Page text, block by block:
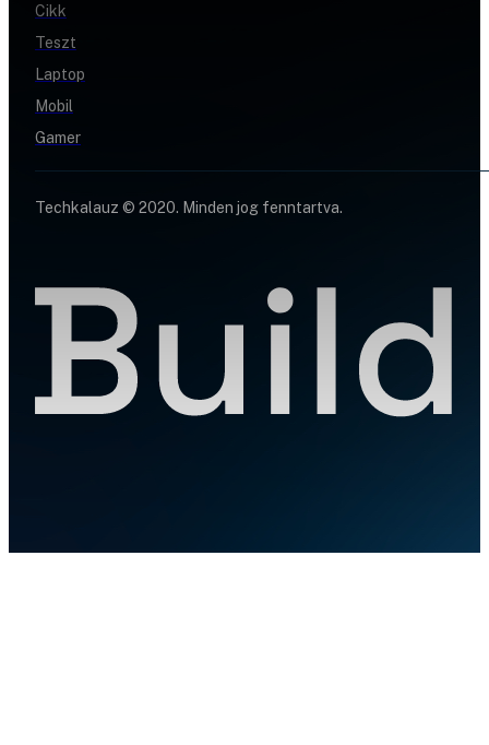
Cikk
Teszt
Laptop
Mobil
Gamer
Techkalauz © 2020. Minden jog fenntartva.